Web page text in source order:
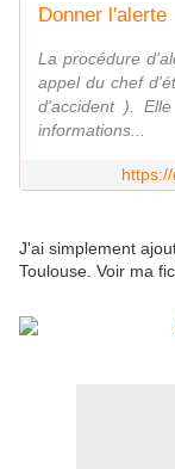
Donner l'alerte
La procédure
appel du chef
d'accident ).
informations...
J'ai simplement
Toulouse. Voir ma